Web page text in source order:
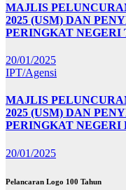
MAJLIS
2025 (USM) DAN
PERINGKAT NEGERI
20/01/2025
IPT/Agensi
MAJLIS
2025 (USM) DAN
PERINGKAT NEGERI
20/01/2025
Pelancaran Logo 100 Tahun